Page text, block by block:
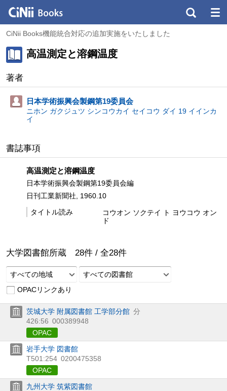
CiNii Books機能統合対応の追加実施をいたしました
高温測定と溶鋼温度
著者
日本学術振興会製鋼第19委員会
ニホン ガクジュツ シンコウカイ セイコウ ダイ 19 イインカ
イ
書誌事項
高温測定と溶鋼温度
日本学術振興会製鋼第19委員会編
日刊工業新聞社, 1960.10
タイトル読み
コウオン ソクテイ ト ヨウコウ オン
ド
大学図書館所蔵 28件 / 全28件
すべての地域
すべての図書館
OPACリンクあり
茨城大学 附属図書館 工学部分館 分
426:56 000389948
OPAC
岩手大学 図書館
T501:254 0200475358
OPAC
九州大学 筑紫図書館